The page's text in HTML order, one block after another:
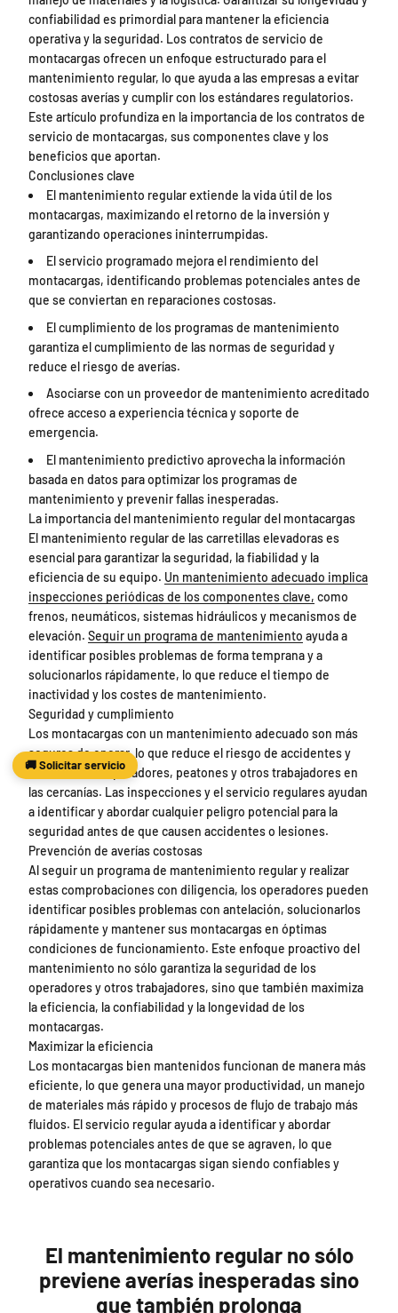
confiabilidad es primordial para mantener la eficiencia
operativa y la seguridad. Los contratos de servicio de
montacargas ofrecen un enfoque estructurado para el
mantenimiento regular, lo que ayuda a las empresas a evitar
costosas averías y cumplir con los estándares regulatorios.
Este artículo profundiza en la importancia de los contratos de
servicio de montacargas, sus componentes clave y los
beneficios que aportan.
Conclusiones clave
El mantenimiento regular extiende la vida útil de los
montacargas, maximizando el retorno de la inversión y
garantizando operaciones ininterrumpidas.
El servicio programado mejora el rendimiento del
montacargas, identificando problemas potenciales antes de
que se conviertan en reparaciones costosas.
El cumplimiento de los programas de mantenimiento
garantiza el cumplimiento de las normas de seguridad y
reduce el riesgo de averías.
Asociarse con un proveedor de mantenimiento acreditado
ofrece acceso a experiencia técnica y soporte de
emergencia.
El mantenimiento predictivo aprovecha la información
basada en datos para optimizar los programas de
mantenimiento y prevenir fallas inesperadas.
La importancia del mantenimiento regular del montacargas
El mantenimiento regular de las carretillas elevadoras es
esencial para garantizar la seguridad, la fiabilidad y la
eficiencia de su equipo. Un mantenimiento adecuado implica
inspecciones periódicas de los componentes clave, como
frenos, neumáticos, sistemas hidráulicos y mecanismos de
elevación. Seguir un programa de mantenimiento ayuda a
identificar posibles problemas de forma temprana y a
solucionarlos rápidamente, lo que reduce el tiempo de
inactividad y los costes de mantenimiento.
Seguridad y cumplimiento
Los montacargas con un mantenimiento adecuado son más
seguros de operar, lo que reduce el riesgo de accidentes y
lesiones a los operadores, peatones y otros trabajadores en
las cercanías. Las inspecciones y el servicio regulares ayudan
a identificar y abordar cualquier peligro potencial para la
seguridad antes de que causen accidentes o lesiones.
Prevención de averías costosas
Al seguir un programa de mantenimiento regular y realizar
estas comprobaciones con diligencia, los operadores pueden
identificar posibles problemas con antelación, solucionarlos
rápidamente y mantener sus montacargas en óptimas
condiciones de funcionamiento. Este enfoque proactivo del
mantenimiento no sólo garantiza la seguridad de los
operadores y otros trabajadores, sino que también maximiza
la eficiencia, la confiabilidad y la longevidad de los
montacargas.
Maximizar la eficiencia
Los montacargas bien mantenidos funcionan de manera más
eficiente, lo que genera una mayor productividad, un manejo
de materiales más rápido y procesos de flujo de trabajo más
fluidos. El servicio regular ayuda a identificar y abordar
problemas potenciales antes de que se agraven, lo que
garantiza que los montacargas sigan siendo confiables y
operativos cuando sea necesario.
El mantenimiento regular no sólo
previene averías inesperadas sino
que también prolonga
🚚 Solicitar servicio